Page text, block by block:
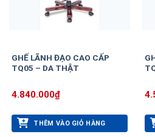
GHẾ LÃNH ĐẠO CAO CẤP
TQ05 – DA THẬT
4.840.000₫
THÊM VÀO GIỎ HÀNG